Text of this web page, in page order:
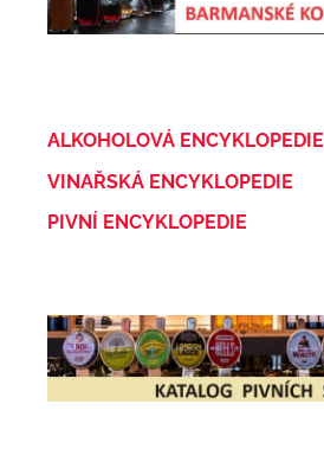
ALKOHOLOVÁ ENCYKLOPEDIE
VINAŘSKÁ ENCYKLOPEDIE
PIVNÍ ENCYKLOPEDIE